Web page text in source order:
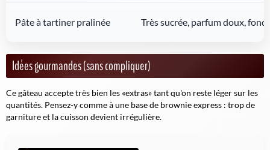
Pâte à tartiner pralinée Très sucrée, parfum doux,
Idées gourmandes (sans compliquer)
Ce gâteau accepte très bien les «extras» tant qu'on reste léger sur les
quantités. Pensez-y comme à une base de brownie express : trop de
garniture et la cuisson devient irrégulière.